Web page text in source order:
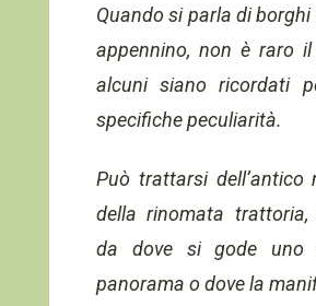
Quando si parla di
appennino, non è raro
alcuni siano ricordati
specifiche peculiarità.
Può trattarsi dell’antico
della rinomata
da dove si gode uno
panorama o dove la